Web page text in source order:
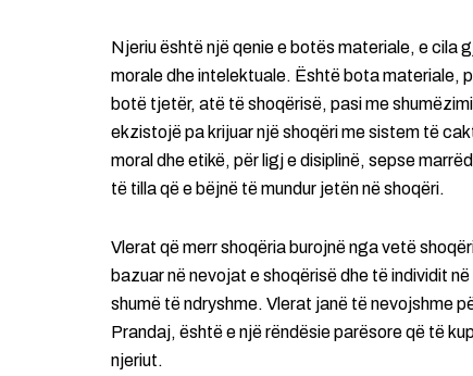
Njeriu është një qenie e botës materiale, e cila
morale dhe intelektuale. Është bota materiale,
botë tjetër, atë të shoqërisë, pasi me
ekzistojë pa krijuar një shoqëri me sistem të
moral dhe etikë, për ligj e disiplinë, sepse
të tilla që e bëjnë të mundur jetën në shoqëri.
Vlerat që merr shoqëria burojnë nga vetë
bazuar në nevojat e shoqërisë dhe të individit
shumë të ndryshme. Vlerat janë të nevojshme
Prandaj, është e një rëndësie parësore që të
njeriut.